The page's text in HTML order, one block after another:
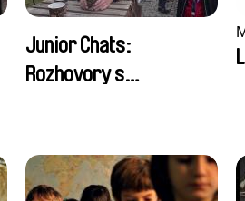
Junior Chats:
Rozhovory s